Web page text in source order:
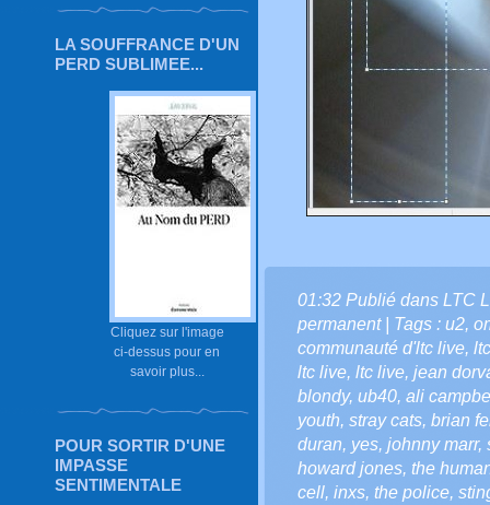
LA SOUFFRANCE D'UN
PERD SUBLIMEE...
Cliquez sur l'image
ci-dessus pour en
savoir plus...
POUR SORTIR D'UNE
IMPASSE
SENTIMENTALE
01:32 Publié dans LTC
permanent| Tags : u2,
communauté d'ltc live,
ltc live, ltc live, jean
blondy, ub40, ali
youth, stray cats, brian
duran, yes, johnny marr,
howard jones, the
cell, inxs, the police,